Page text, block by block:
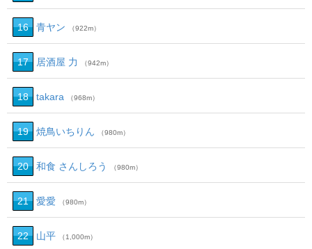
16 青ヤン （922m）
17 居酒屋 力 （942m）
18 takara （968m）
19 焼鳥いちりん （980m）
20 和食 さんしろう （980m）
21 愛愛 （980m）
22 山平 （1,000m）